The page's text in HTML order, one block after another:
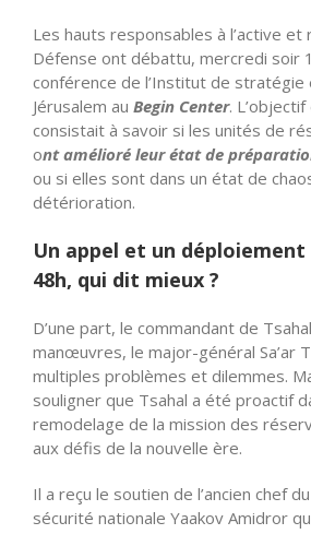
Les hauts responsables à l’active
Défense ont débattu, mercredi soir
conférence de l’Institut de
Jérusalem au Begin Center. L’objectif
consistait à savoir si les unités de
ont amélioré leur état de
ou si elles sont dans un état de
détérioration.
Un appel et un
48h, qui dit mieux ?
D’une part, le commandant de
manœuvres, le major-général Sa’ar
multiples problèmes et dilemmes.
souligner que Tsahal a été proactif
remodelage de la mission des
aux défis de la nouvelle ère.
Il a reçu le soutien de l’ancien chef
sécurité nationale Yaakov Amidror